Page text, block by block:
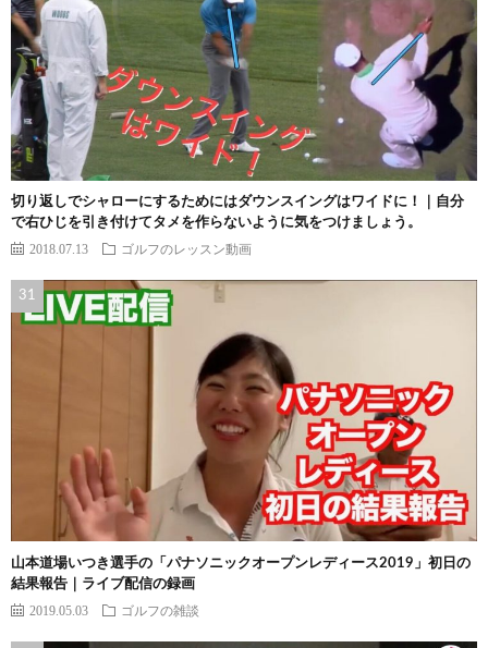
切り返しでシャローにするためにはダウンスイングはワイドに！｜自分
で右ひじを引き付けてタメを作らないように気をつけましょう。
2018.07.13 ゴルフのレッスン動画
山本道場いつき選手の「パナソニックオープンレディース2019」初日の
結果報告｜ライブ配信の録画
2019.05.03 ゴルフの雑談